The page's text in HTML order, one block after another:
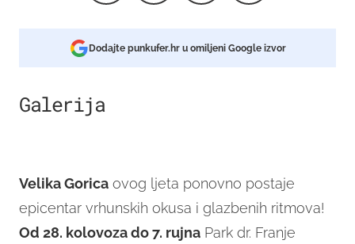
Dodajte punkufer.hr u omiljeni Google izvor
Galerija
Velika Gorica ovog ljeta ponovno postaje
epicentar vrhunskih okusa i glazbenih ritmova!
Od 28. kolovoza do 7. rujna Park dr. Franje